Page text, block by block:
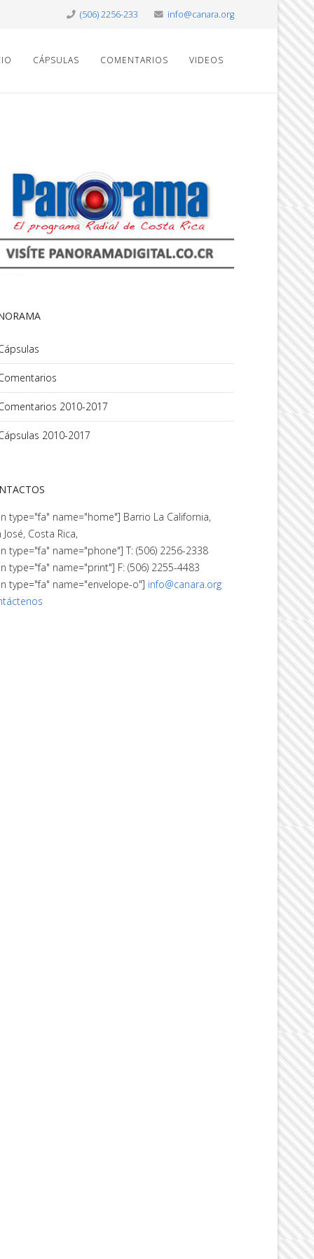
(506) 2256-233 info@canara.org
CÁPSULAS COMENTARIOS VIDEOS
2010-2017
2010-2017
type="fa" name="home"] Barrio La California,
José, Costa Rica,
type="fa" name="phone"] T: (506) 2256-2338
type="fa" name="print"] F: (506) 2255-4483
type="fa" name="envelope-o"] info@canara.org